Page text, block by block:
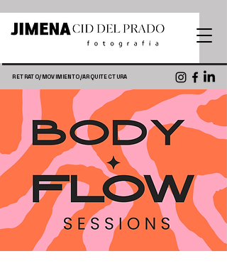
RETRATO/MOVIMIENTO/ARQUITECTURA